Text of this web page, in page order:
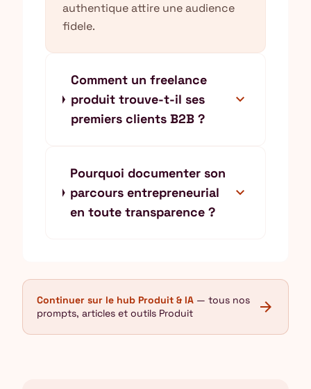
authentique attire une audience
fidele.
Comment un freelance
produit trouve-t-il ses
premiers clients B2B ?
expand_more
Pourquoi documenter son
parcours entrepreneurial
en toute transparence ?
expand_more
Continuer sur le hub Produit & IA — tous nos
prompts, articles et outils Produit
arrow_forward